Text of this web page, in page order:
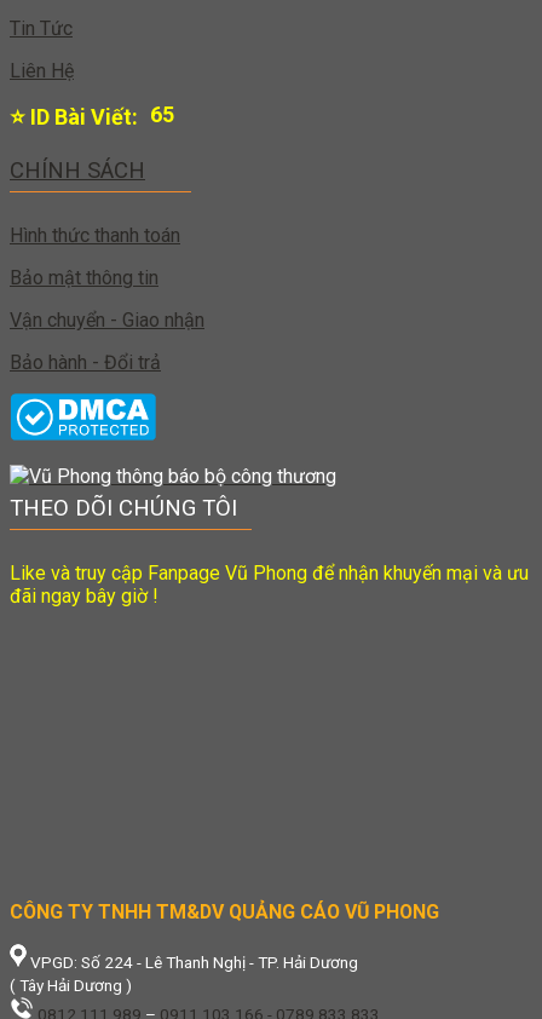
Tin Tức
Liên Hệ
⭐ ID Bài Viết: 65
CHÍNH SÁCH
Hình thức thanh toán
Bảo mật thông tin
Vận chuyển - Giao nhận
Bảo hành - Đổi trả
THEO DÕI CHÚNG TÔI
Like và truy cập Fanpage Vũ Phong để nhận khuyến mại và ưu
đãi ngay bây giờ !
CÔNG TY TNHH TM&DV QUẢNG CÁO VŨ PHONG
VPGD: Số 224 - Lê Thanh Nghị - TP. Hải Dương
( Tây Hải Dương )
0812.111.989 – 0911.103.166 - 0789 833 833